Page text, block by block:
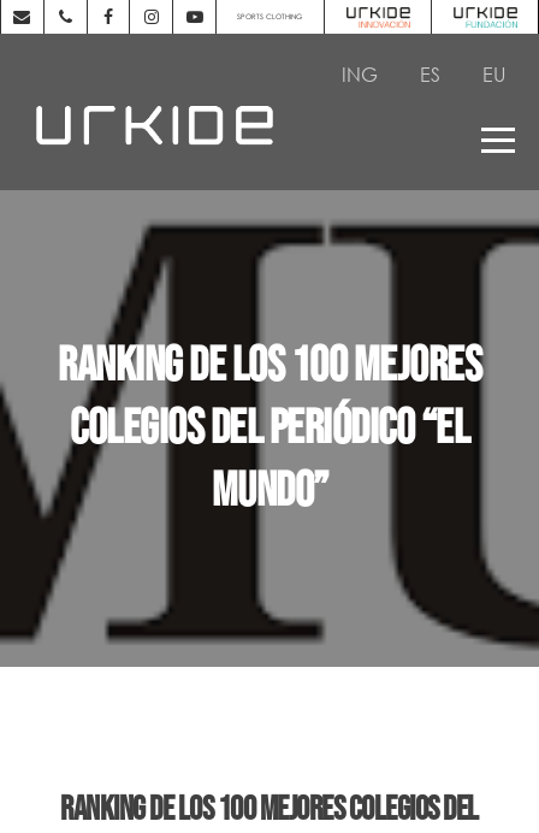
SPORTS CLOTHING
ING ES EU
Ranking de los 100 mejores
colegios del periódico “El
Mundo”
Ranking de los 100 mejores colegios del